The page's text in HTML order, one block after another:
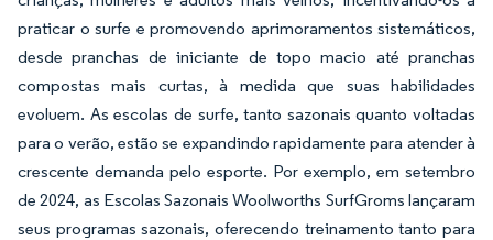
praticar o surfe e promovendo aprimoramentos sistemáticos,
desde pranchas de iniciante de topo macio até pranchas
compostas mais curtas, à medida que suas habilidades
evoluem. As escolas de surfe, tanto sazonais quanto voltadas
para o verão, estão se expandindo rapidamente para atender à
crescente demanda pelo esporte. Por exemplo, em setembro
de 2024, as Escolas Sazonais Woolworths SurfGroms lançaram
seus programas sazonais, oferecendo treinamento tanto para